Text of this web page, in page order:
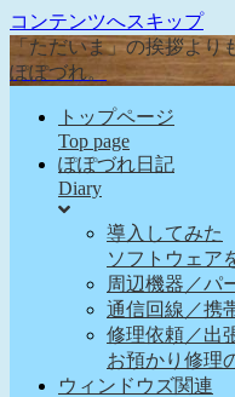
コンテンツへスキップ
「ただいま」の挨拶よ
ぽぽづれ。
トップページ
Top page
ぽぽづれ日記
Diary
導入してみた
ソフトウェア
周辺機器／パ
通信回線／携
修理依頼／出
お預かり修理
ウィンドウズ関連